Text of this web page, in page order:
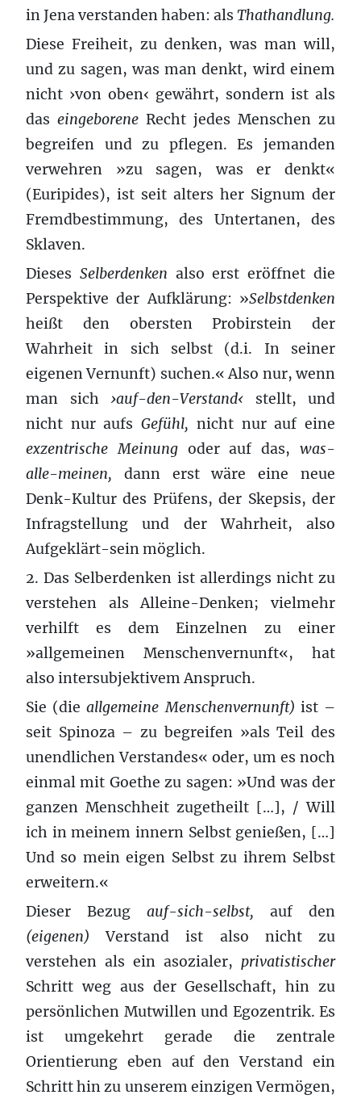
in Jena verstanden haben: als Thathandlung.
Diese Freiheit, zu denken, was man will,
und zu sagen, was man denkt, wird einem
nicht ›von oben‹ gewährt, sondern ist als
das eingeborene Recht jedes Menschen zu
begreifen und zu pflegen. Es jemanden
verwehren »zu sagen, was er denkt«
(Euripides), ist seit alters her Signum der
Fremdbestimmung, des Untertanen, des
Sklaven.
Dieses Selberdenken also erst eröffnet die
Perspektive der Aufklärung: »Selbstdenken
heißt den obersten Probirstein der
Wahrheit in sich selbst (d.i. In seiner
eigenen Vernunft) suchen.« Also nur, wenn
man sich ›auf-den-Verstand‹ stellt, und
nicht nur aufsGefühl, nicht nur auf eine
exzentrische Meinungoder auf das,was-
alle-meinen, dann erst wäre eine neue
Denk-Kultur des Prüfens, der Skepsis, der
Infragstellung und der Wahrheit, also
Aufgeklärt-sein möglich.
2. Das Selberdenken ist allerdings nicht zu
verstehen als Alleine-Denken; vielmehr
verhilft es dem Einzelnen zu einer
»allgemeinen Menschenvernunft«, hat
also intersubjektivem Anspruch.
Sie (dieallgemeine Menschenvernunft) ist –
seit Spinoza – zu begreifen »als Teil des
unendlichen Verstandes« oder, um es noch
einmal mit Goethe zu sagen: »Und was der
ganzen Menschheit zugetheilt […], / Will
ich in meinem innern Selbst genießen, […]
Und so mein eigen Selbst zu ihrem Selbst
erweitern.«
Dieser Bezug auf-sich-selbst, auf den
(eigenen) Verstand ist also nicht zu
verstehen als ein asozialer, privatistischer
Schritt weg aus der Gesellschaft, hin zu
persönlichen Mutwillen und Egozentrik. Es
ist umgekehrt gerade die zentrale
Orientierung eben auf den Verstand ein
Schritt hin zu unserem einzigen Vermögen,